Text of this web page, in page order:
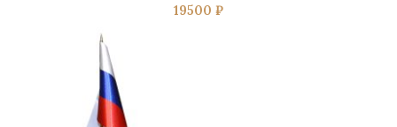
19500 ₽